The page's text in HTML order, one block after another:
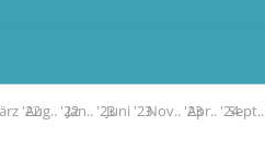
'22
Aug.. '22Jan.. '23Juni '23Nov.. '23Apr.. '24